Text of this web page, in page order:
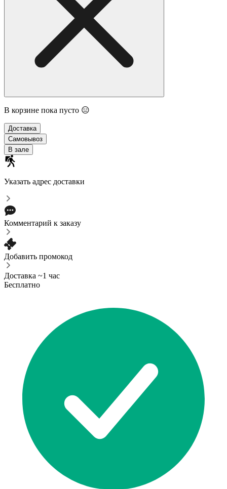
В корзине пока пусто 😑
Доставка
Самовывоз
В зале
Указать адрес доставки
Комментарий к заказу
Добавить промокод
Доставка ~1 час
Бесплатно